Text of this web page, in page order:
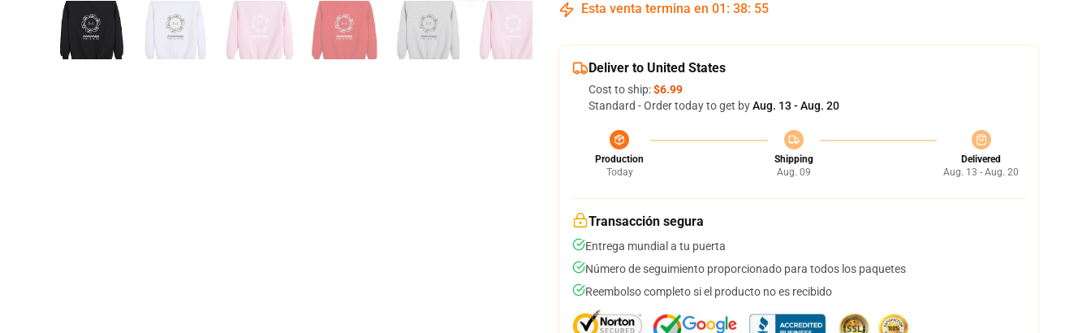
Esta venta termina en 01 : 38: 54
Deliver to United States
Cost to ship:$6.99
Standard - Order today to get byAug. 13 - Aug. 20
Production
Today
Shipping
Aug. 09
Delivered
Aug. 13 - Aug. 20
Transacción segura
Entrega mundial a tu puerta
Número de seguimiento proporcionado para todos los paquetes
Reembolso completo si el producto no es recibido